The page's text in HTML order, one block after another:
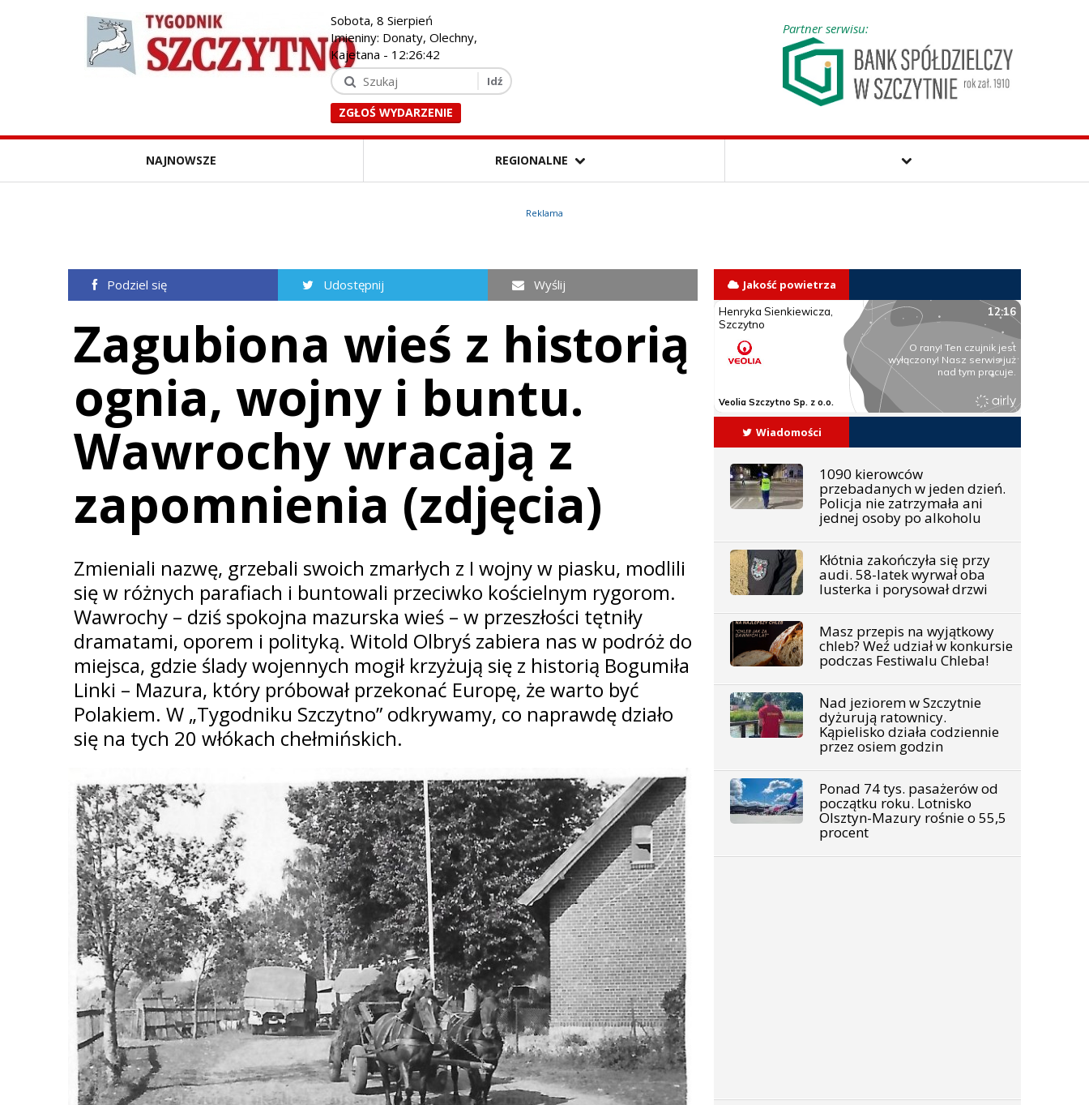
Sobota, 8 Sierpień
Imieniny: Donaty, Olechny,
Kajetana - 12:26:43
ZGŁOŚ WYDARZENIE
Partner serwisu:
NAJNOWSZE REGIONALNE
Reklama
Podziel się Udostępnij Wyślij
Zagubiona wieś z historią
ognia, wojny i buntu.
Wawrochy wracają z
zapomnienia (zdjęcia)
Zmieniali nazwę, grzebali swoich zmarłych z I wojny w piasku, modlili
się w różnych parafiach i buntowali przeciwko kościelnym rygorom.
Wawrochy – dziś spokojna mazurska wieś – w przeszłości tętniły
dramatami, oporem i polityką. Witold Olbryś zabiera nas w podróż do
miejsca, gdzie ślady wojennych mogił krzyżują się z historią Bogumiła
Linki – Mazura, który próbował przekonać Europę, że warto być
Polakiem. W „Tygodniku Szczytno” odkrywamy, co naprawdę działo
się na tych 20 włókach chełmińskich.
Jakość powietrza
Wiadomości
1090 kierowców
przebadanych w jeden dzień.
Policja nie zatrzymała ani
jednej osoby po alkoholu
Kłótnia zakończyła się przy
audi. 58-latek wyrwał oba
lusterka i porysował drzwi
Masz przepis na wyjątkowy
chleb? Weź udział w konkursie
podczas Festiwalu Chleba!
Nad jeziorem w Szczytnie
dyżurują ratownicy.
Kąpielisko działa codziennie
przez osiem godzin
Ponad 74 tys. pasażerów od
początku roku. Lotnisko
Olsztyn-Mazury rośnie o 55,5
procent